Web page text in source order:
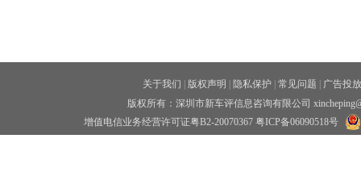
关于我们 版权声明 隐私保护 常见问题
广告投放
版权所有：深圳市新车评信息咨询有限公司
增值电信业务经营许可证粤B2-20070367 粤ICP备06090518号